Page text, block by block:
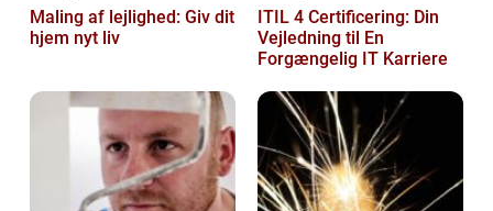
Maling af lejlighed: Giv dit
hjem nyt liv
ITIL 4 Certificering: Din
Vejledning til En
Forgængelig IT Karriere